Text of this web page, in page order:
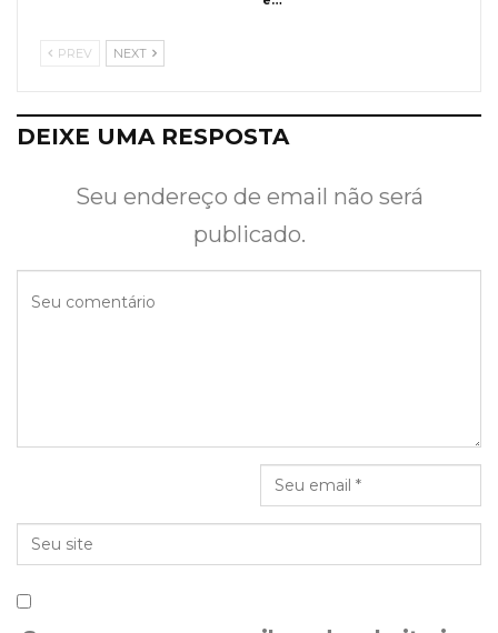
PREV NEXT
DEIXE UMA RESPOSTA
Seu endereço de email não será
publicado.